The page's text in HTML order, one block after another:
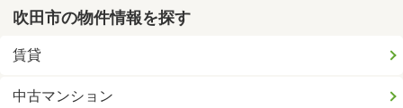
吹田市の物件情報を探す
賃貸
中古マンション